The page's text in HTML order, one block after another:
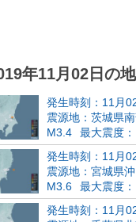
年11月02日の
発生時刻：11月
震源地：茨城県
M3.4
最大震度：
発生時刻：11月
震源地：宮城県沖
M3.6
最大震度：
発生時刻：11月